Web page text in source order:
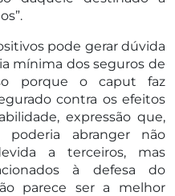
pode gerar dúvida
mínima dos seguros de
porque o caput faz
contra os efeitos
expressão que,
poderia abranger não
a terceiros, mas
à defesa do
parece ser a melhor